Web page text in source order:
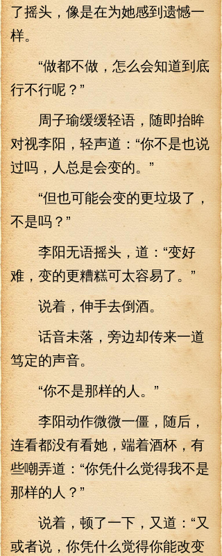
了摇头，像是在为她感到遗憾一
样。
“做都不做，怎么会知道到底
行不行呢？”
周子瑜缓缓轻语，随即抬眸
对视李阳，轻声道：“你不是也说
过吗，人总是会变的。”
“但也可能会变的更垃圾了，
不是吗？”
李阳无语摇头，道：“变好
难，变的更糟糕可太容易了。”
说着，伸手去倒酒。
话音未落，旁边却传来一道
笃定的声音。
“你不是那样的人。”
李阳动作微微一僵，随后，
连看都没有看她，端着酒杯，有
些嘲弄道：“你凭什么觉得我不是
那样的人？”
说着，顿了一下，又道：“又
或者说，你凭什么觉得你能改变